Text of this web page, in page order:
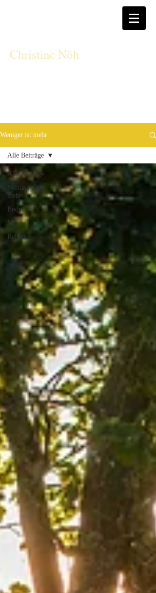
Christine Nöh
Weniger ist mehr
Alle Beiträge
Weniger ist
mehr
Body
Mind
Reisen
Alle Beiträge